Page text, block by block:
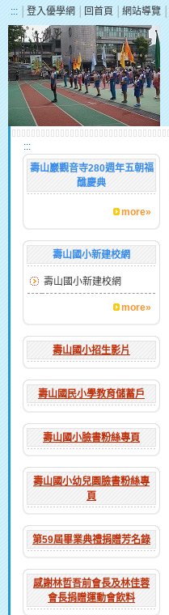
::: 登入優學網 回首頁 網站導覽
:::
壽山巖觀音寺280週年五朝福
醮慶典
more»
壽山國小新建校網
壽山國小新建校網
more»
壽山國小招生影片
壽山國民小學教育儲蓄戶
壽山國小臉書粉絲專頁
壽山國小幼兒園臉書粉絲專
頁
第59屆畢業典禮捐贈芳名錄
感謝林哲吾前會長及林佳蓉
會長捐贈運動會飲料